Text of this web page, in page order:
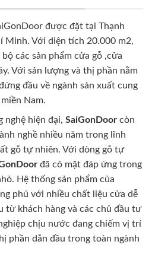
được đặt tại Thạnh
Minh. Với diện tích 20.000 m2,
các sản phẩm cửa gỗ ,cửa
Với sản lượng và thị phần nằm
đầu về ngành sản xuất cung
Nam.
nghệ hiện đại, SaiGonDoor còn
nghề nhiều năm trong lĩnh
gỗ tự nhiên. Với dòng gỗ tự
đã có mặt đáp ứng trong
Hệ thống sản phẩm của
phú với nhiều chất liệu cửa dễ
từ khách hàng và các chủ đầu tư
chịu nước đang chiếm vị trí
phần dẫn đầu trong toàn ngành